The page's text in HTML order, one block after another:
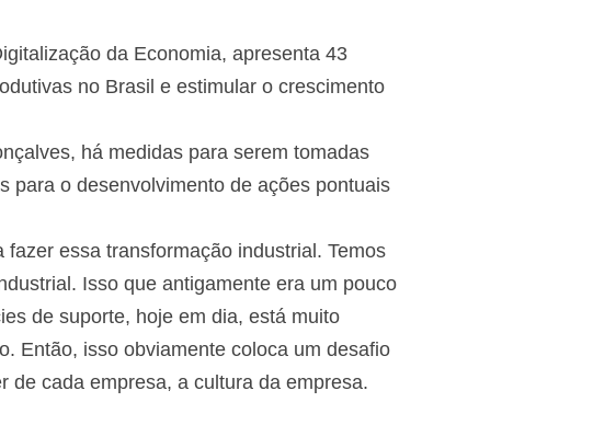
da Economia, apresenta 43
no Brasil e estimular o crescimento
há medidas para serem tomadas
para o desenvolvimento de ações pontuais
essa transformação industrial. Temos
Isso que antigamente era um pouco
de suporte, hoje em dia, está muito
Então, isso obviamente coloca um desafio
de cada empresa, a cultura da empresa.